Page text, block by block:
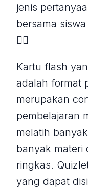
jenis
bersama
👈🏼
Kartu flash
adalah format
merupakan
pembelajaran
melatih
banyak materi
ringkas.
yang dapat